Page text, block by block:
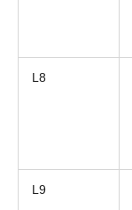
L8
L9